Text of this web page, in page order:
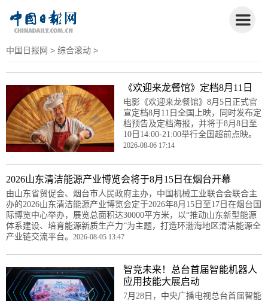
中国日报网 > 综合滚动 >
《欢迎来龙餐馆》定档8月11日
电影《欢迎来龙餐馆》8月5日正式官
宣定档8月11日全国上映，同时发布定
档预告及定档海报，并将于8月8日至
10日14:00-21:00举行全国超前点映。
2026-08-06 17:14
2026山东清洁能源产业博览会将于8月15日在烟台开幕
由山东省贸促会、烟台市人民政府主办，中国机械工业联合会联合主
办的2026山东清洁能源产业博览会定于2026年8月15日至17日在烟台国
际博览中心举办，展览总面积达30000平方米，以“推动山东新型能源
体系建设、培育能源新质生产力”为主题，打造环渤海地区清洁能源全
产业链交流平台。 2026-08-05 13:47
智竞未来！总台首届智能机器人
应用技能大展启动
7月28日，中央广播电视总台首届智能